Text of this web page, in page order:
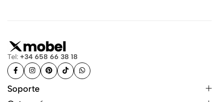
Tel: +34 658 66 38 18
Soporte